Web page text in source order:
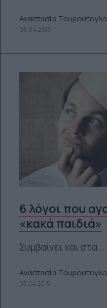
Αναστασία
08.04.2015
6 λόγοι που
«κακά παιδιά»
Συμβαίνει και στα...
Αναστασία
03.04.2015